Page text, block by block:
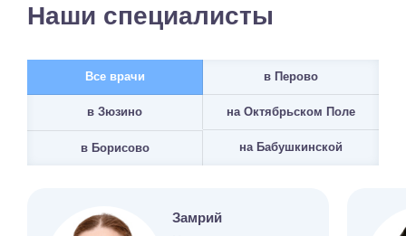
Наши специалисты
Все врачи в Перово
в Зюзино на Октябрьском Поле
в Борисово на Бабушкинской
Замрий